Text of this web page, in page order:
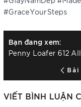
#GraceYourSteps
Bạn đang xem:
VIẾT BÌNH LUẬN